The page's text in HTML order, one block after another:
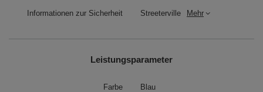
Informationen zur Sicherheit Streeterville Mehr
Leistungsparameter
Farbe Blau